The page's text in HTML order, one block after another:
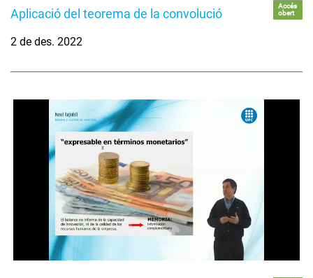
Aplicació del teorema de la convolució
Accés
obert
2 de des. 2022